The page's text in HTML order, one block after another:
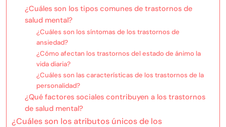
¿Cuáles son los tipos comunes de trastornos de
salud mental?
¿Cuáles son los síntomas de los trastornos de
ansiedad?
¿Cómo afectan los trastornos del estado de ánimo la
vida diaria?
¿Cuáles son las características de los trastornos de la
personalidad?
¿Qué factores sociales contribuyen a los trastornos
de salud mental?
¿Cuáles son los atributos únicos de los